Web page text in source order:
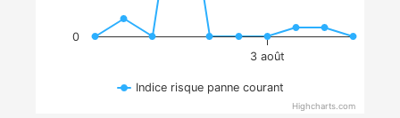
3 août
0
Indice risque panne courant
Highcharts.com